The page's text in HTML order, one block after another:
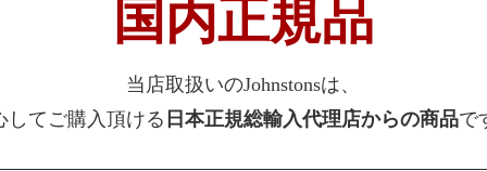
国内正規品
当店取扱いのJohnstonsは、
してご購入頂ける 日本正規総輸入代理店からの商品で